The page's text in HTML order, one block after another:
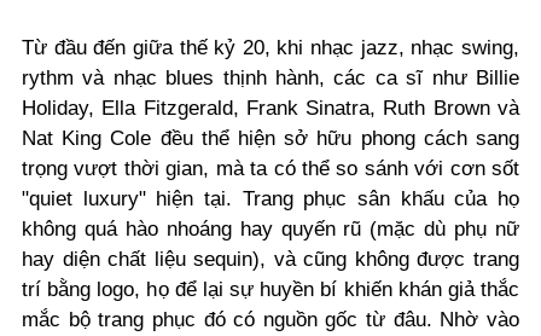
Từ đầu đến giữa thế kỷ 20, khi nhạc jazz, nhạc swing,
rythmvà nhạc blues thịnh hành, các ca sĩ như Billie
Holiday, Ella Fitzgerald, Frank Sinatra, Ruth Brown và
Nat King Cole đều thể hiện sở hữu phong cách sang
trọng vượt thời gian, mà ta có thể so sánh với cơn sốt
"quiet luxury" hiện tại. Trang phục sân khấu của họ
không quá hào nhoáng hay quyến rũ (mặc dù phụ nữ
hay diện chất liệu sequin), và cũng không được trang
trí bằng logo, họ để lại sự huyền bí khiến khán giả thắc
mắc bộ trang phục đó có nguồn gốc từ đâu. Nhờ vào